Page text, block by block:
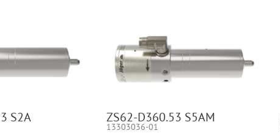
S2A ZS62-D360.53 S5AM
13303036-01